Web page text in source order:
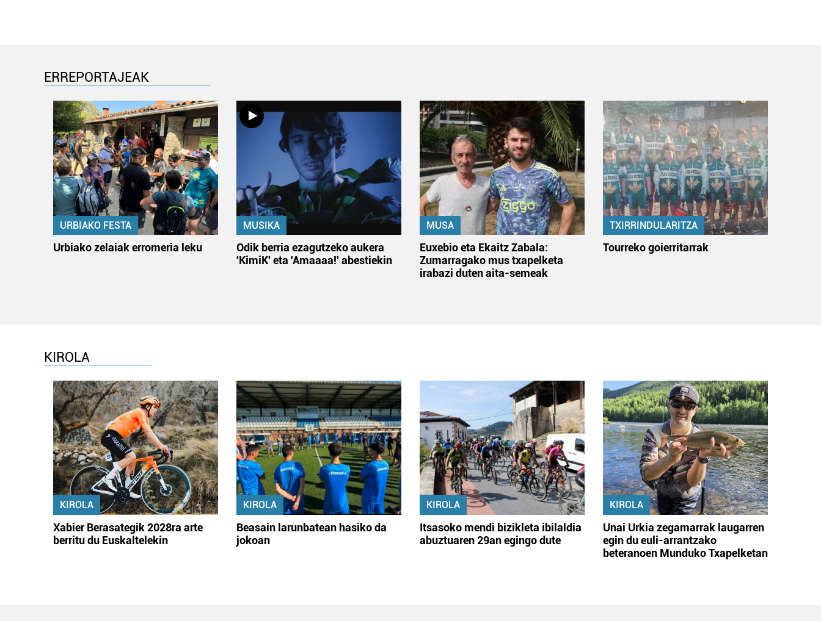
ERREPORTAJEAK
URBIAKO FESTA
Urbiako zelaiak erromeria leku
MUSIKA
Odik berria ezagutzeko aukera
'KimiK' eta 'Amaaaa!' abestiekin
MUSA
Euxebio eta Ekaitz Zabala:
Zumarragako mus txapelketa
irabazi duten aita-semeak
TXIRRINDULARITZA
Tourreko goierritarrak
KIROLA
KIROLA
Xabier Berasategik 2028ra arte
berritu du Euskaltelekin
KIROLA
Beasain larunbatean hasiko da
jokoan
KIROLA
Itsasoko mendi bizikleta ibilaldia
abuztuaren 29an egingo dute
KIROLA
Unai Urkia zegamarrak laugarren
egin du euli-arrantzako
beteranoen Munduko Txapelketan